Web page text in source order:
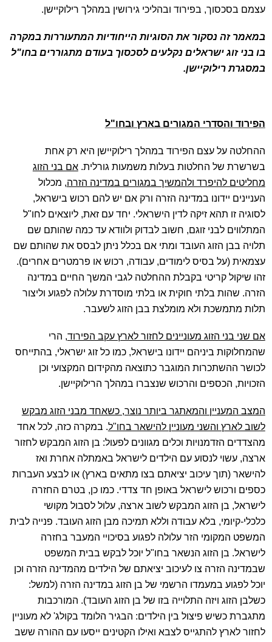
עצמם בסכסוך, בפירוד ובהליכי גירושין במהלך רילוקיישן.
במאמר זה נסקור את הסוגיות הייחודיות המתעוררות במקרה
בו בני זוג ישראלים נקלעים לסכסוך בעודם מתגוררים בחו"ל
במסגרת רילוקיישן.
הפירוד והסדרי המגורים בארץ ובחו"ל
ההחלטה על עצם הפירוד במהלך רילוקיישן היא רק אחת
בשרשרת של החלטות בעלות משמעות גורלית.אם בני הזוג
מחליטים להיפרד ולהמשיך במגורים במדינה הזרה, מכלול
העניינים יידונו במדינה הזרה ורק אם יש להם רכוש בישראל,
לסוגיה זו תהא זיקה לדין הישראלי. יחד עם זאת, ליוצאים לחו"ל
המתלווים לבני זוגם, חשוב לבדוק ולוודא עד כמה שהותם שם
תלויה בבן הזוג העובד ומתי אם בכלל ניתן לבסס את שהותם שם
עצמאית (על בסיס לימודים, עבודה, רכוש או פרמטרים אחרים).
זהו שיקול קריטי בקבלת ההחלטה לגבי המשך החיים במדינה
הזרה. שהות בלתי חוקית או בלתי מוסדרת עלולה לפגוע וליצור
תלות מתמשכת ולא מומלצת בבן הזוג לשעבר.
אם שני בני הזוג מעוניינים לחזור לארץ עקב הפירוד, הרי
שהמחלוקות ביניהם יידונו בישראל, כמו כל זוג ישראלי, בהתייחס
לכושר ההשתכרות המוגבר כתוצאה מהקידום המקצועי וכן
הזכויות, הכספים והרכוש שנצברו במהלך הרילוקיישן.
המצב המעניין והמאתגר ביותר נוצר, כשאחד מבני הזוג מבקש
לשוב לארץ והשני מעוניין להישאר בחו"ל. במקרה כזה, לכל אחד
מהצדדים הזדמנויות וכלים מגוונים לפעול: בן הזוג המבקש לחזור
ארצה, עשוי לנסוע עם הילדים לישראל באמתלה אחרת ואז
להישאר (תוך עיכוב יציאתם בצו מתאים בארץ) או לבצע העברות
כספים ורכוש לישראל באופן חד צדדי. כמו כן, בטרם החזרה
לישראל, בן הזוג המבקש לשוב ארצה, עלול לסבול מקושי
כלכלי-קיומי, בלא עבודה וללא תמיכה מבן הזוג העובד. פנייה לבית
המשפט המקומי הזר עלולה לפגוע בסיכויי המעבר בחזרה
לישראל. בן הזוג הנשאר בחו"ל יוכל לבקש בבית המשפט
שבמדינה הזרה צו לעיכוב יציאתם של הילדים מהמדינה הזרה וכן
יוכל לפגוע במעמדו הרשמי של בן הזוג במדינה הזרה (למשל:
כשלבן הזוג ויזה התלוייה בזו של בן הזוג העובד). המורכבות
מתגברת כשיש פיצול בין הילדים: הבגיר הלומד בקולג' לא מעוניין
לחזור לארץ להתגייס לצבא ואילו הקטינים ייסעו עם ההורה ששב